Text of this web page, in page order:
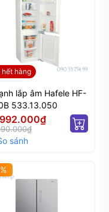
hết hàng
lắp âm Hafele HF-
533.13.050